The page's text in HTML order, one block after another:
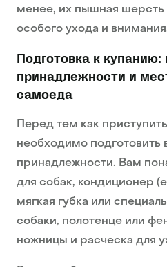
менее, их пышная шерсть
особого ухода и
Подготовка к
принадлежности и
самоеда
Перед тем как
необходимо
принадлежности. Вам
для собак, кондиционер
мягкая губка или
собаки, полотенце или
ножницы и расческа для